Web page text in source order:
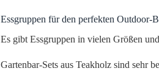
Essgruppen für den perfekten Outdoor-
Es gibt Essgruppen in vielen Größen
Gartenbar-Sets aus Teakholz sind sehr